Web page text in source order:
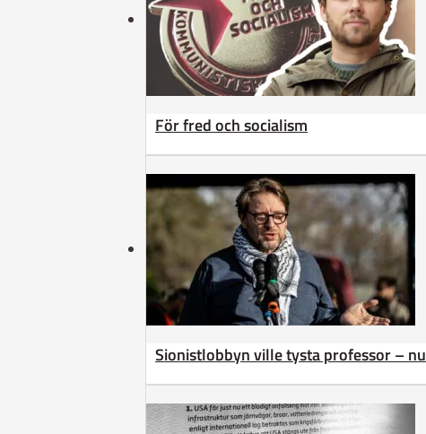
För fred och socialism
Sionistlobbyn ville tysta professor –